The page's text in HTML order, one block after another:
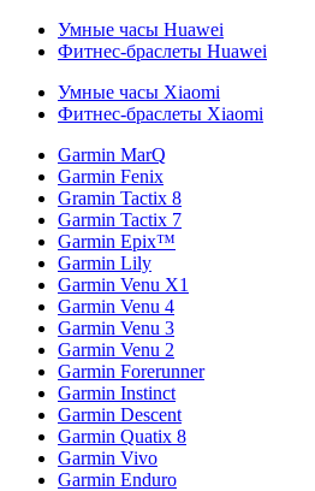
Умные часы Huawei
Фитнес-браслеты Huawei
Умные часы Xiaomi
Фитнес-браслеты Xiaomi
Garmin MarQ
Garmin Fenix
Gramin Tactix 8
Garmin Tactix 7
Garmin Epix™
Garmin Lily
Garmin Venu X1
Garmin Venu 4
Garmin Venu 3
Garmin Venu 2
Garmin Forerunner
Garmin Instinct
Garmin Descent
Garmin Quatix 8
Garmin Vivo
Garmin Enduro